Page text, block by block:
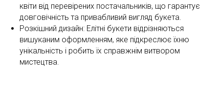
квіти від перевірених постачальників, що гарантує
довговічність та привабливий вигляд букета.
Розкішний дизайн: Елітні букети відрізняються
вишуканим оформленням, яке підкреслює їхню
унікальність і робить їх справжнім витвором
мистецтва.